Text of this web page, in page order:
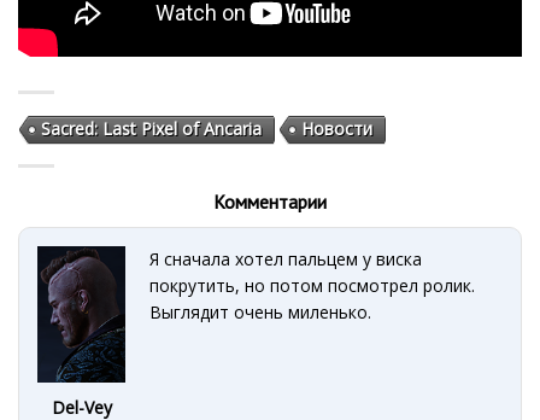
Sacred: Last Pixel of Ancaria Новости
Комментарии
Del-Vey
Я сначала хотел пальцем у виска
покрутить, но потом посмотрел ролик.
Выглядит очень миленько.